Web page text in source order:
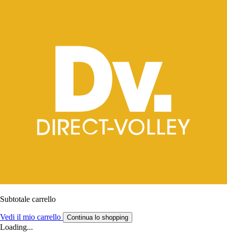
Subtotale carrello
Vedi il mio carrello Continua lo shopping
Loading...